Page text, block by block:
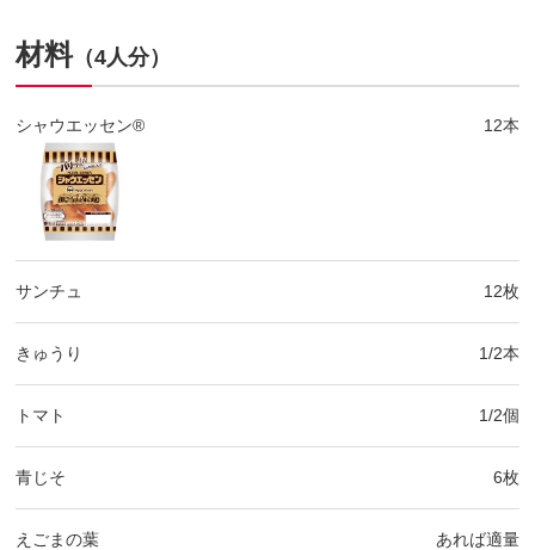
材料（4人分）
シャウエッセン® 12本
サンチュ 12枚
きゅうり 1/2本
トマト 1/2個
青じそ 6枚
えごまの葉 あれば適量